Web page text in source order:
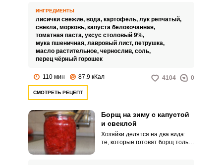
гарантированно заиграет для
вас новыми красками, а ваши
близкие обязательно попросят
добавки!
ИНГРЕДИЕНТЫ
лисички свежие, вода, картофель, лук репчатый,
свекла, морковь, капуста белокочанная,
томатная паста, уксус столовый 9%,
мука пшеничная, лавровый лист, петрушка,
масло растительное, чернослив, соль,
перец чёрный горошек
110 мин 87.9 кКал 4104 0
СМОТРЕТЬ РЕЦЕПТ
Борщ на зиму с капустой
и свеклой
Хозяйки делятся на два вида:
те, которые готовят борщ только